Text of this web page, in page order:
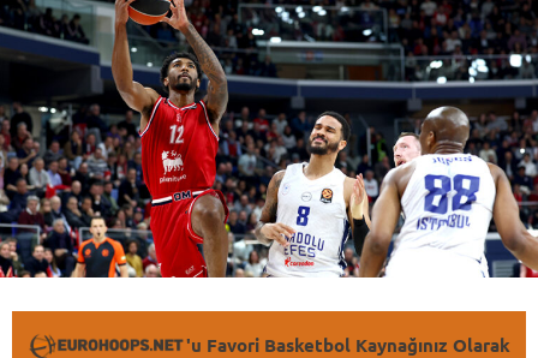
'u Favori Basketbol Kaynağınız Olarak